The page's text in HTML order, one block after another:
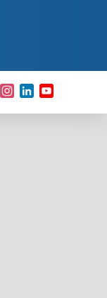
Facebook
Instagram
LinkedIn